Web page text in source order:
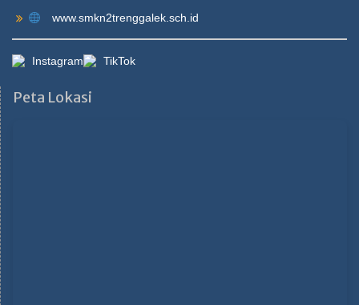
www.smkn2trenggalek.sch.id
Instagram TikTok
Peta Lokasi